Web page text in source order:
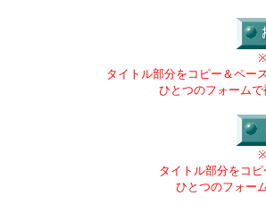
タイトル部分をコピー＆ペー
ひとつのフォーム
タイトル部分をコ
ひとつのフォー